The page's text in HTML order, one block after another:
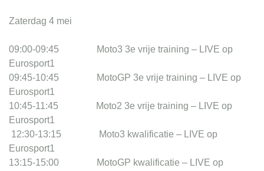
Zaterdag 4 mei
09:00-09:45 Moto3 3e vrije training – LIVE op
Eurosport1
09:45-10:45 MotoGP 3e vrije training – LIVE op
Eurosport1
10:45-11:45 Moto2 3e vrije training – LIVE op
Eurosport1
12:30-13:15 Moto3 kwalificatie – LIVE op
Eurosport1
13:15-15:00 MotoGP kwalificatie – LIVE op